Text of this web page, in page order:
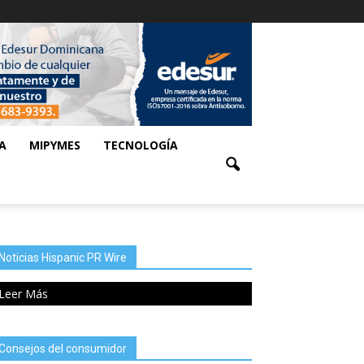
MIPYMES TECNOLOGÍA
Noticias Hispanic PR Wire
Leer Más
del consumidor